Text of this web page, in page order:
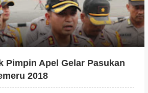
Pimpin Apel Gelar Pasukan
2018